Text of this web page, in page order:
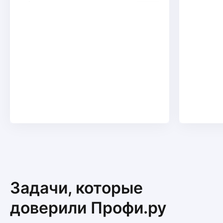
Задачи, которые
доверили Профи.ру